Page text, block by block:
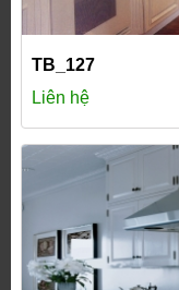
TB_127
Liên hệ